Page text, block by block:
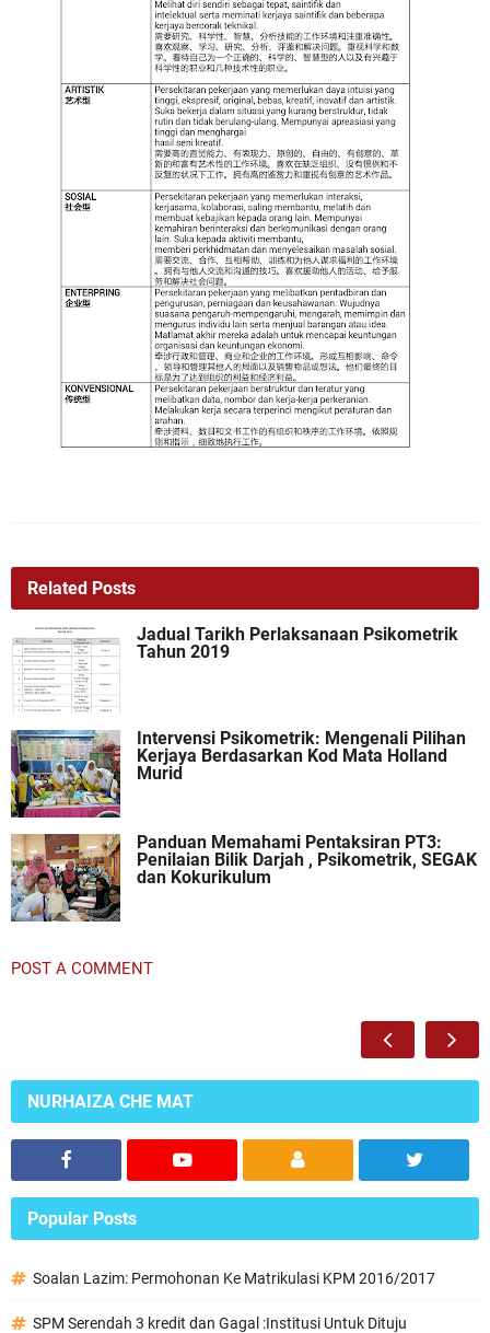
Related Posts
Jadual Tarikh Perlaksanaan Psikometrik
Tahun 2019
Intervensi Psikometrik: Mengenali Pilihan
Kerjaya Berdasarkan Kod Mata Holland
Murid
Panduan Memahami Pentaksiran PT3:
Penilaian Bilik Darjah , Psikometrik, SEGAK
dan Kokurikulum
POST A COMMENT
NURHAIZA CHE MAT
Popular Posts
Soalan Lazim: Permohonan Ke Matrikulasi KPM 2016/2017
SPM Serendah 3 kredit dan Gagal :Institusi Untuk Dituju